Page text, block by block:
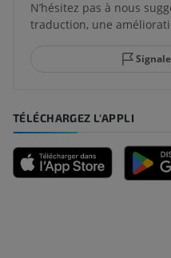
N’hésitez pas à nous
traduction, une
TÉLÉCHARGEZ L'APPLI